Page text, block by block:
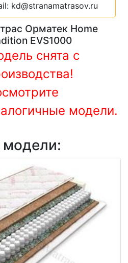
матрасы)
кровати)
kd@stranamatrasov.ru
Орматек Home
EVS1000
снята с
модели.